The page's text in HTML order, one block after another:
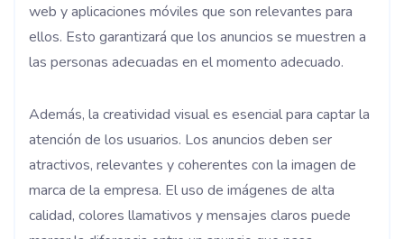
web y aplicaciones móviles que son relevantes para
ellos. Esto garantizará que los anuncios se muestren a
las personas adecuadas en el momento adecuado.
Además, la creatividad visual es esencial para captar la
atención de los usuarios. Los anuncios deben ser
atractivos, relevantes y coherentes con la imagen de
marca de la empresa. El uso de imágenes de alta
calidad, colores llamativos y mensajes claros puede